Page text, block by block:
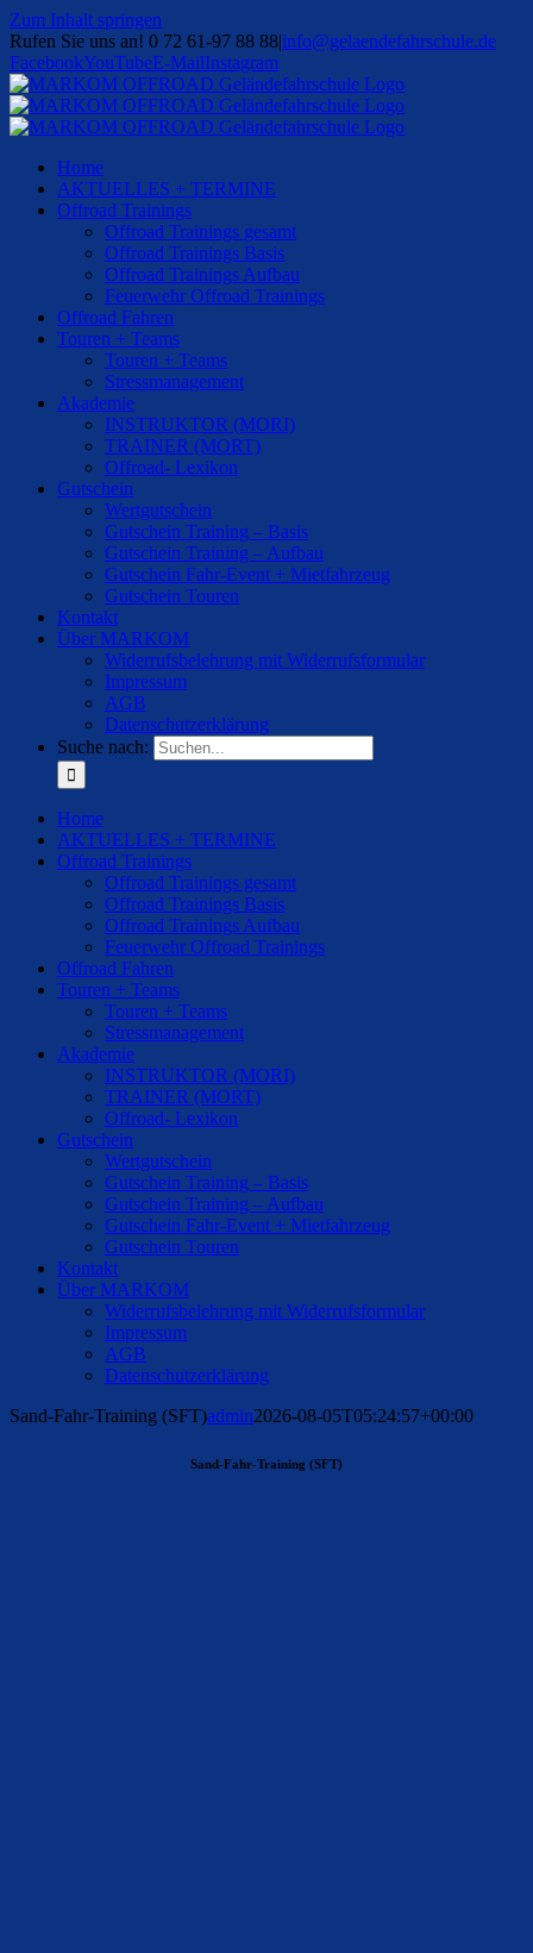
Zum Inhalt springen
Rufen Sie uns an! 0 72 61-97 88 88|info@gelaendefahrschule.de
FacebookYouTubeE-MailInstagram
Home
AKTUELLES + TERMINE
Offroad Trainings
Offroad Trainings gesamt
Offroad Trainings Basis
Offroad Trainings Aufbau
Feuerwehr Offroad Trainings
Offroad Fahren
Touren + Teams
Touren + Teams
Stressmanagement
Akademie
INSTRUKTOR (MORI)
TRAINER (MORT)
Offroad- Lexikon
Gutschein
Wertgutschein
Gutschein Training – Basis
Gutschein Training – Aufbau
Gutschein Fahr-Event + Mietfahrzeug
Gutschein Touren
Kontakt
Über MARKOM
Widerrufsbelehrung mit Widerrufsformular
Impressum
AGB
Datenschutzerklärung
Suche nach:
Home
AKTUELLES + TERMINE
Offroad Trainings
Offroad Trainings gesamt
Offroad Trainings Basis
Offroad Trainings Aufbau
Feuerwehr Offroad Trainings
Offroad Fahren
Touren + Teams
Touren + Teams
Stressmanagement
Akademie
INSTRUKTOR (MORI)
TRAINER (MORT)
Offroad- Lexikon
Gutschein
Wertgutschein
Gutschein Training – Basis
Gutschein Training – Aufbau
Gutschein Fahr-Event + Mietfahrzeug
Gutschein Touren
Kontakt
Über MARKOM
Widerrufsbelehrung mit Widerrufsformular
Impressum
AGB
Datenschutzerklärung
Sand-Fahr-Training (SFT)admin2026-08-05T05:24:57+00:00
Sand-Fahr-Training (SFT)